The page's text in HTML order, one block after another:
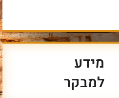
מידע
למבקר